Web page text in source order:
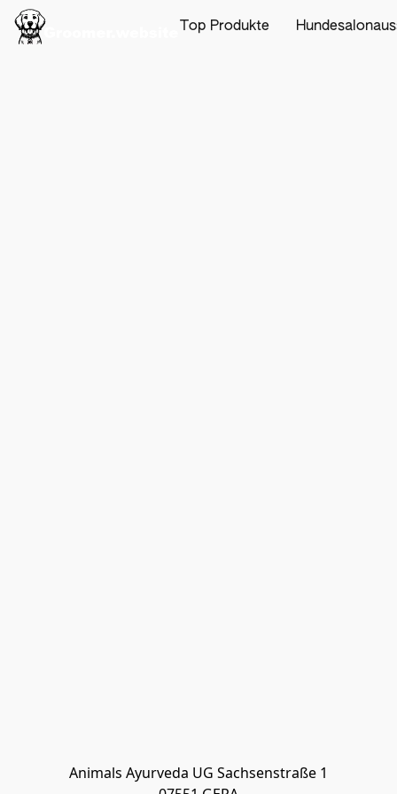
Top Produkte
Animals Ayurveda UG Sachsenstraße 1